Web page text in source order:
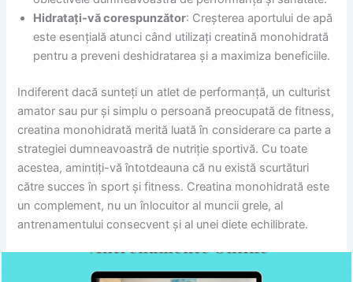
Hidratați-vă corespunzător: Creșterea aportului de apă
este esențială atunci când utilizați creatină monohidrată
pentru a preveni deshidratarea și a maximiza beneficiile.
Indiferent dacă sunteți un atlet de performanță, un culturist
amator sau pur și simplu o persoană preocupată de fitness,
creatina monohidrată merită luată în considerare ca parte a
strategiei dumneavoastră de nutriție sportivă. Cu toate
acestea, amintiți-vă întotdeauna că nu există scurtături
către succes în sport și fitness. Creatina monohidrată este
un complement, nu un înlocuitor al muncii grele, al
antrenamentului consecvent și al unei diete echilibrate.